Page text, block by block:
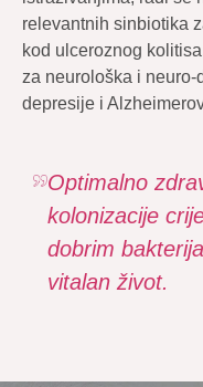
relevantnih sinbiotika
kod ulceroznog
za neurološka i
depresije i
Optimalno
kolonizacije
dobrim
vitalan život.